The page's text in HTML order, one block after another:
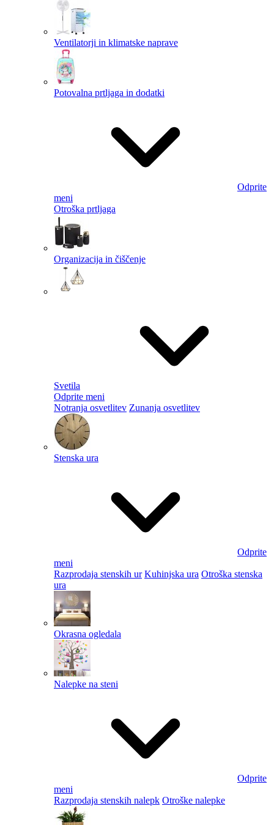
Ventilatorji in klimatske naprave
Potovalna prtljaga in dodatki
Odprite
meni
Otroška prtljaga
Organizacija in čiščenje
Svetila
Odprite meni
Notranja osvetlitev Zunanja osvetlitev
Stenska ura
Odprite
meni
Razprodaja stenskih ur Kuhinjska ura Otroška stenska
ura
Okrasna ogledala
Nalepke na steni
Odprite
meni
Razprodaja stenskih nalepk Otroške nalepke